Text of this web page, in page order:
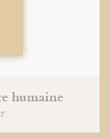
humaine